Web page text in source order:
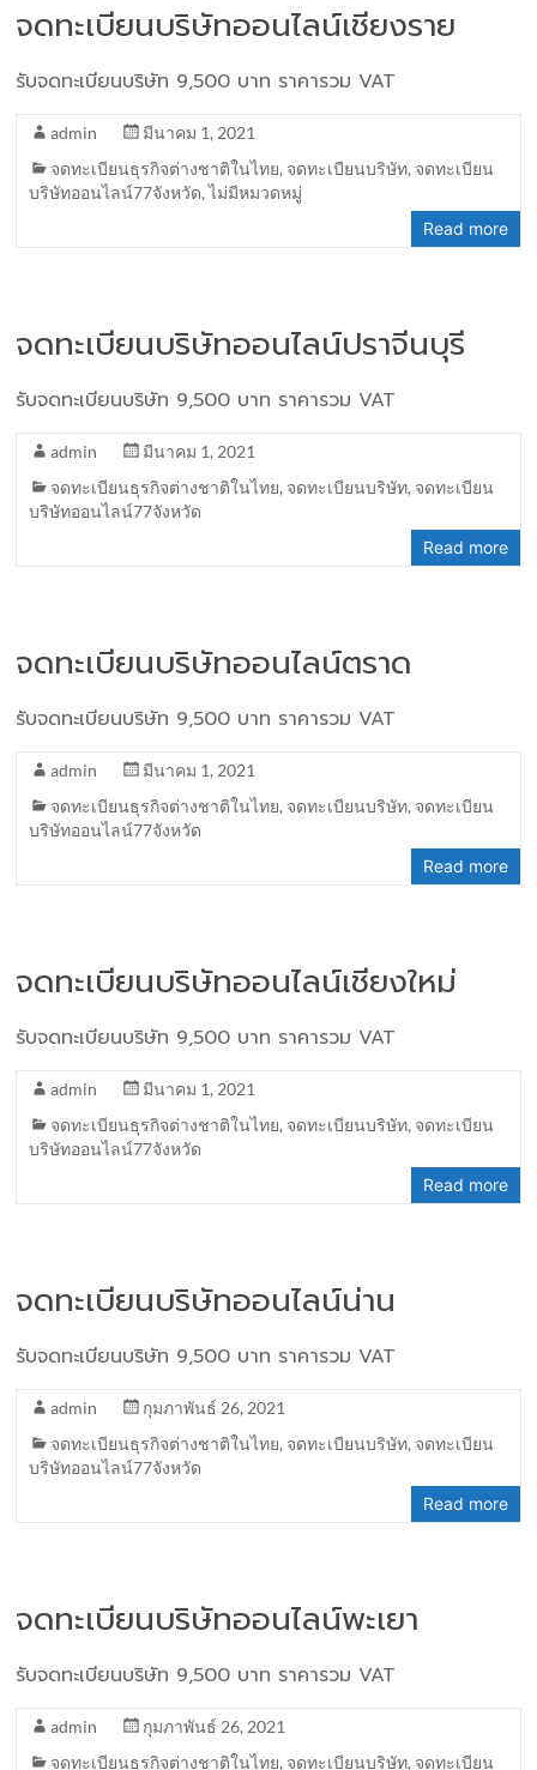
จดทะเบียนบริษัทออนไลน์เชียงราย
รับจดทะเบียนบริษัท 9,500 บาท ราคารวม VAT
admin
มีนาคม 1, 2021
จดทะเบียนธุรกิจต่างชาติในไทย, จดทะเบียนบริษัท, จดทะเบียน
บริษัทออนไลน์77จังหวัด,ไม่มีหมวดหมู่
Read more
จดทะเบียนบริษัทออนไลน์ปราจีนบุรี
รับจดทะเบียนบริษัท 9,500 บาท ราคารวม VAT
admin
มีนาคม 1, 2021
จดทะเบียนธุรกิจต่างชาติในไทย, จดทะเบียนบริษัท, จดทะเบียน
บริษัทออนไลน์77จังหวัด
Read more
จดทะเบียนบริษัทออนไลน์ตราด
รับจดทะเบียนบริษัท 9,500 บาท ราคารวม VAT
admin
มีนาคม 1, 2021
จดทะเบียนธุรกิจต่างชาติในไทย, จดทะเบียนบริษัท, จดทะเบียน
บริษัทออนไลน์77จังหวัด
Read more
จดทะเบียนบริษัทออนไลน์เชียงใหม่
รับจดทะเบียนบริษัท 9,500 บาท ราคารวม VAT
admin
มีนาคม 1, 2021
จดทะเบียนธุรกิจต่างชาติในไทย, จดทะเบียนบริษัท, จดทะเบียน
บริษัทออนไลน์77จังหวัด
Read more
จดทะเบียนบริษัทออนไลน์น่าน
รับจดทะเบียนบริษัท 9,500 บาท ราคารวม VAT
admin
กุมภาพันธ์ 26, 2021
จดทะเบียนธุรกิจต่างชาติในไทย, จดทะเบียนบริษัท, จดทะเบียน
บริษัทออนไลน์77จังหวัด
Read more
จดทะเบียนบริษัทออนไลน์พะเยา
รับจดทะเบียนบริษัท 9,500 บาท ราคารวม VAT
admin
กุมภาพันธ์ 26, 2021
จดทะเบียนธุรกิจต่างชาติในไทย, จดทะเบียนบริษัท, จดทะเบียน